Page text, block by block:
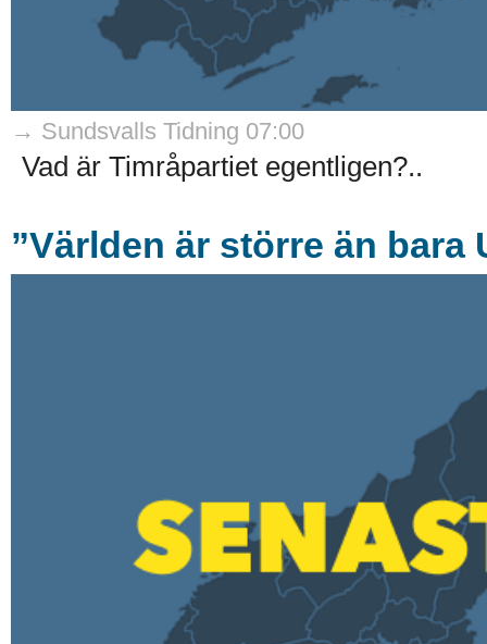
→ Sundsvalls Tidning 07:00
Vad är Timråpartiet egentligen?..
”Världen är större än bara